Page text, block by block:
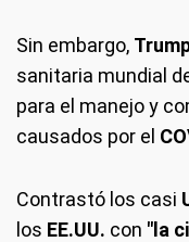
Sin embargo,
sanitaria mundial
para el manejo y
causados por el
Contrastó los casi
los EE.UU. con "la